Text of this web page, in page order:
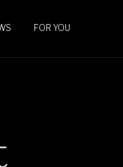
FOR YOU